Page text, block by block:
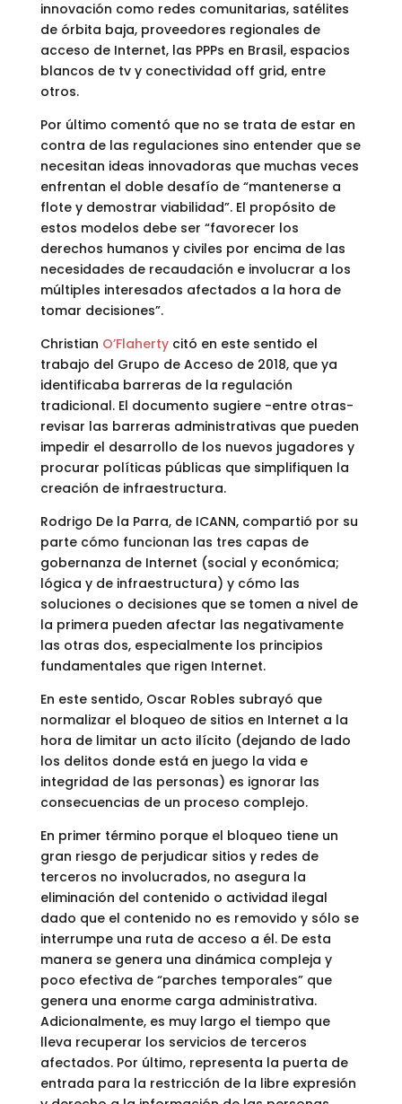
innovación como redes comunitarias, satélites
de órbita baja, proveedores regionales de
acceso de Internet, las PPPs en Brasil, espacios
blancos de tv y conectividad off grid, entre
otros.
Por último comentó que no se trata de estar en
contra de las regulaciones sino entender que se
necesitan ideas innovadoras que muchas veces
enfrentan el doble desafío de “mantenerse a
flote y demostrar viabilidad”. El propósito de
estos modelos debe ser “favorecer los
derechos humanos y civiles por encima de las
necesidades de recaudación e involucrar a los
múltiples interesados afectados a la hora de
tomar decisiones”.
Christian O’Flahertycitó en este sentido el
trabajo del Grupo de Acceso de 2018, que ya
identificaba barreras de la regulación
tradicional. El documento sugiere -entre otras-
revisar las barreras administrativas que pueden
impedir el desarrollo de los nuevos jugadores y
procurar políticas públicas que simplifiquen la
creación de infraestructura.
Rodrigo De la Parra, de ICANN, compartió por su
parte cómo funcionan las tres capas de
gobernanza de Internet (social y económica;
lógica y de infraestructura) y cómo las
soluciones o decisiones que se tomen a nivel de
la primera pueden afectar las negativamente
las otras dos, especialmente los principios
fundamentales que rigen Internet.
En este sentido, Oscar Robles subrayó que
normalizar el bloqueo de sitios en Internet a la
hora de limitar un acto ilícito (dejando de lado
los delitos donde está en juego la vida e
integridad de las personas) es ignorar las
consecuencias de un proceso complejo.
En primer término porque el bloqueo tiene un
gran riesgo de perjudicar sitios y redes de
terceros no involucrados, no asegura la
eliminación del contenido o actividad ilegal
dado que el contenido no es removido y sólo se
interrumpe una ruta de acceso a él. De esta
manera se genera una dinámica compleja y
poco efectiva de “parches temporales” que
genera una enorme carga administrativa.
Adicionalmente, es muy largo el tiempo que
lleva recuperar los servicios de terceros
afectados. Por último, representa la puerta de
entrada para la restricción de la libre expresión